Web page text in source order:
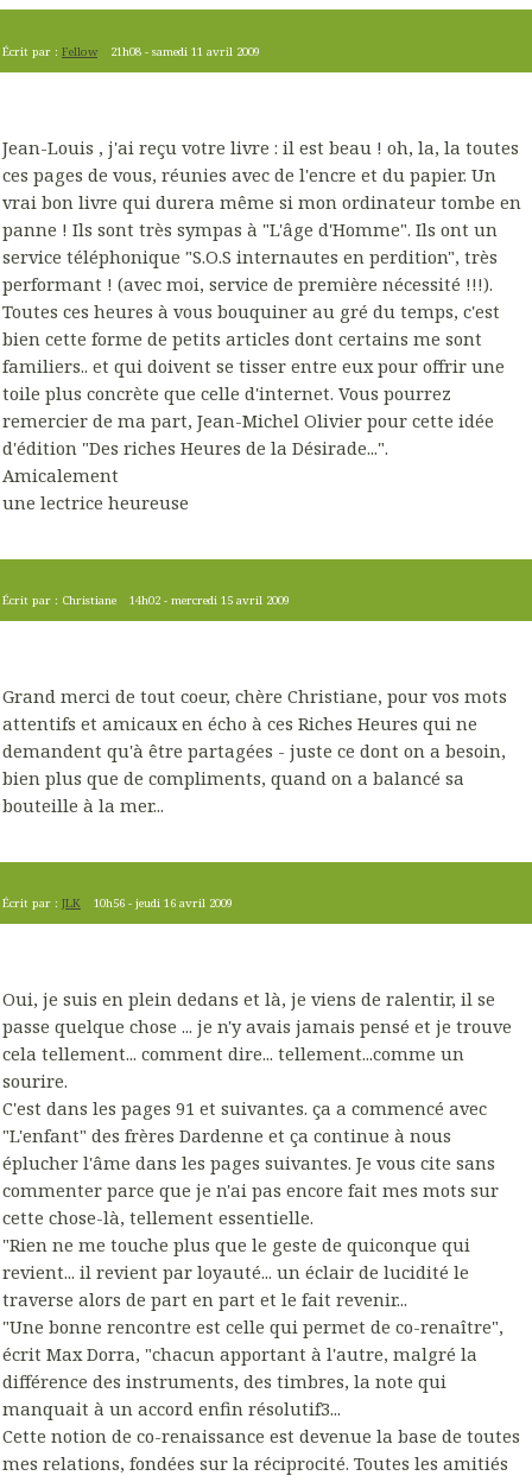
Écrit par : Fellow 21h08 -samedi 11 avril 2009
Jean-Louis , j'ai reçu votre livre : il est beau ! oh, la, la toutes
ces pages de vous, réunies avec de l'encre et du papier. Un
vrai bon livre qui durera même si mon ordinateur tombe en
panne ! Ils sont très sympas à "L'âge d'Homme". Ils ont un
service téléphonique "S.O.S internautes en perdition", très
performant ! (avec moi, service de première nécessité !!!).
Toutes ces heures à vous bouquiner au gré du temps, c'est
bien cette forme de petits articles dont certains me sont
familiers.. et qui doivent se tisser entre eux pour offrir une
toile plus concrète que celle d'internet. Vous pourrez
remercier de ma part, Jean-Michel Olivier pour cette idée
d'édition "Des riches Heures de la Désirade...".
Amicalement
une lectrice heureuse
Écrit par : Christiane 14h02 -mercredi 15 avril 2009
Grand merci de tout coeur, chère Christiane, pour vos mots
attentifs et amicaux en écho à ces Riches Heures qui ne
demandent qu'à être partagées - juste ce dont on a besoin,
bien plus que de compliments, quand on a balancé sa
bouteille à la mer...
Écrit par : JLK 10h56 -jeudi 16 avril 2009
Oui, je suis en plein dedans et là, je viens de ralentir, il se
passe quelque chose ... je n'y avais jamais pensé et je trouve
cela tellement... comment dire... tellement...comme un
sourire.
C'est dans les pages 91 et suivantes. ça a commencé avec
"L'enfant" des frères Dardenne et ça continue à nous
éplucher l'âme dans les pages suivantes. Je vous cite sans
commenter parce que je n'ai pas encore fait mes mots sur
cette chose-là, tellement essentielle.
"Rien ne me touche plus que le geste de quiconque qui
revient... il revient par loyauté... un éclair de lucidité le
traverse alors de part en part et le fait revenir...
"Une bonne rencontre est celle qui permet de co-renaître",
écrit Max Dorra, "chacun apportant à l'autre, malgré la
différence des instruments, des timbres, la note qui
manquait à un accord enfin résolutif3...
Cette notion de co-renaissance est devenue la base de toutes
mes relations, fondées sur la réciprocité. Toutes les amitiés